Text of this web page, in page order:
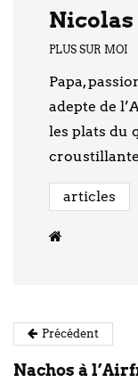
Nicolas
PLUS SUR MOI
Papa,
adepte de
les plats du
articles
Précédent
Nachos à